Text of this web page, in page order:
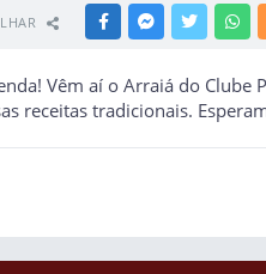
FACEBOOKMESSENGER
TWITTER
Vêm aí o Arraiá do
receitas tradicionais.